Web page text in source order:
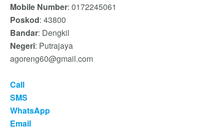
Mobile Number: 0172245061
Poskod: 43800
Bandar: Dengkil
Negeri: Putrajaya
agoreng60@gmail.com
Call
SMS
WhatsApp
Email